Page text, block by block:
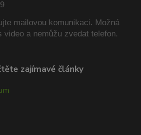
mailovou komunikaci. Možná
video a nemůžu zvedat telefon.
zajímavé články